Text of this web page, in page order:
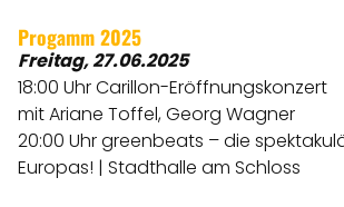
Progamm 2025
Freitag, 27.06.2025
18:00 Uhr Carillon-Eröffnungskonzert
mit Ariane Toffel, Georg Wagner
20:00 Uhr greenbeats – die
Europas! | Stadthalle am Schloss